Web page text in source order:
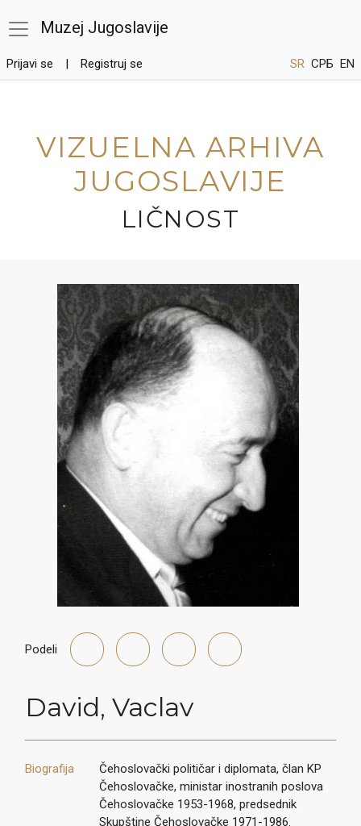
Muzej Jugoslavije
Prijavi se Registruj se SR СРБ EN
VIZUELNA ARHIVA
JUGOSLAVIJE
LIČNOST
Podeli
David, Vaclav
Biografija
Čehoslovački političar i diplomata, član KP
Čehoslovačke, ministar inostranih poslova
Čehoslovačke 1953-1968, predsednik
Skupštine Čehoslovačke 1971-1986.